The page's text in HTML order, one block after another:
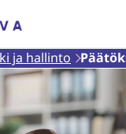
ja hallinto